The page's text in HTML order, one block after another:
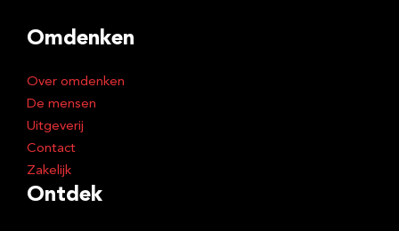
Omdenken
Over omdenken
De mensen
Uitgeverij
Contact
Zakelijk
Ontdek